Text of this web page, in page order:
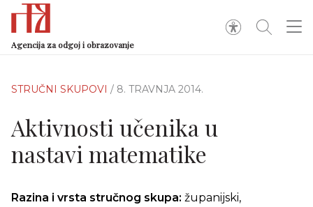
Agencija za odgoj i obrazovanje
STRUČNI SKUPOVI / 8. TRAVNJA 2014.
Aktivnosti učenika u
nastavi matematike
Razina i vrsta stručnog skupa: županijski,